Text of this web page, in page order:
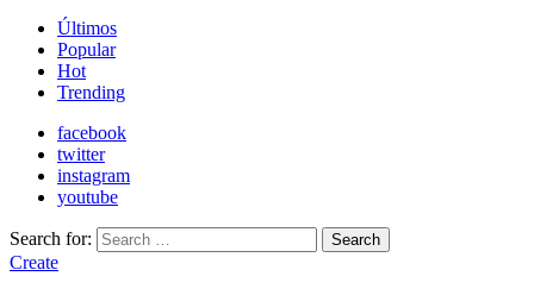
Últimos
Popular
Hot
Trending
facebook
twitter
instagram
youtube
Search for: Search
Create